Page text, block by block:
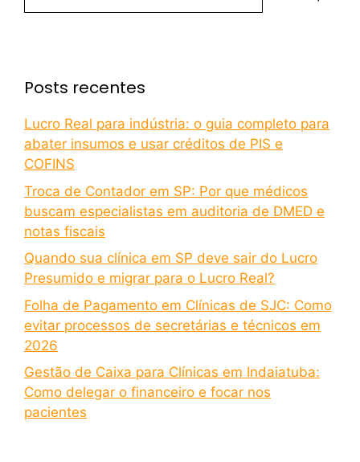
Posts recentes
Lucro Real para indústria: o guia completo para
abater insumos e usar créditos de PIS e
COFINS
Troca de Contador em SP: Por que médicos
buscam especialistas em auditoria de DMED e
notas fiscais
Quando sua clínica em SP deve sair do Lucro
Presumido e migrar para o Lucro Real?
Folha de Pagamento em Clínicas de SJC: Como
evitar processos de secretárias e técnicos em
2026
Gestão de Caixa para Clínicas em Indaiatuba:
Como delegar o financeiro e focar nos
pacientes